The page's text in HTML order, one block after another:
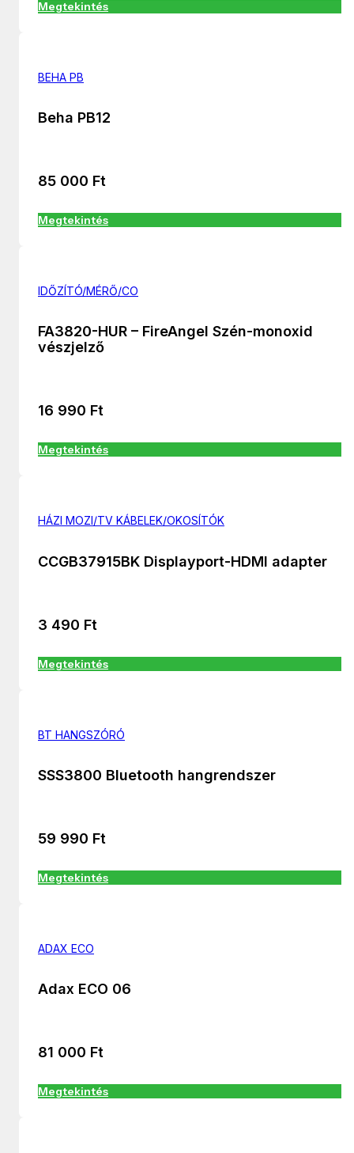
Megtekintés
BEHA PB
Beha PB12
85 000 Ft
Megtekintés
IDŐZÍTÓ/MÉRŐ/CO
FA3820-HUR – FireAngel Szén-monoxid
vészjelző
16 990 Ft
Megtekintés
HÁZI MOZI/TV KÁBELEK/OKOSÍTÓK
CCGB37915BK Displayport-HDMI adapter
3 490 Ft
Megtekintés
BT HANGSZÓRÓ
SSS3800 Bluetooth hangrendszer
59 990 Ft
Megtekintés
ADAX ECO
Adax ECO 06
81 000 Ft
Megtekintés